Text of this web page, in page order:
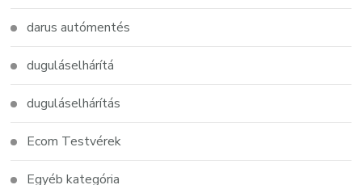
darus autómentés
duguláselhárítá
duguláselhárítás
Ecom Testvérek
Egyéb kategória